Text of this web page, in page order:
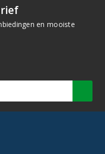
en mooiste